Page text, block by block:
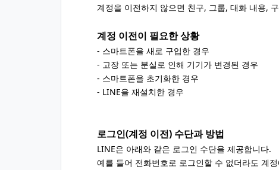
계정을 이전하지 않으면 친구, 그룹, 대화 내용,
계정 이전이 필요한 상황
- 스마트폰을 새로 구입한 경우
- 고장 또는 분실로 인해 기기가 변경된 경우
- 스마트폰을 초기화한 경우
- LINE을 재설치한 경우
로그인(계정 이전) 수단과 방법
LINE은 아래와 같은 로그인 수단을 제공합니다.
예를 들어 전화번호로 로그인할 수 없더라도 계